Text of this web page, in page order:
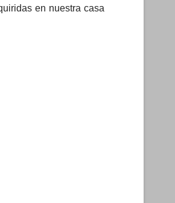
en nuestra casa